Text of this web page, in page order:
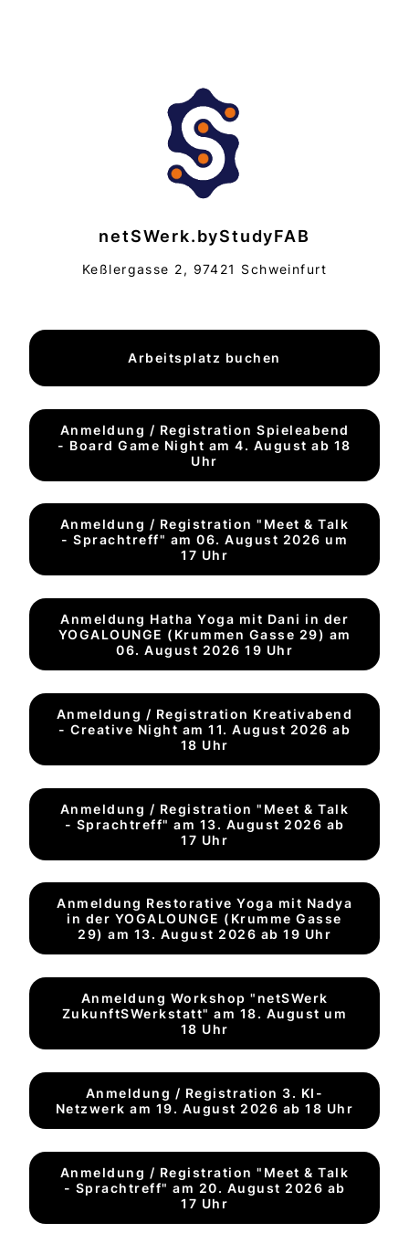
netSWerk.byStudyFAB
Keßlergasse 2, 97421 Schweinfurt
Arbeitsplatz buchen
Anmeldung / Registration Spieleabend
- Board Game Night am 4. August ab 18
Uhr
Anmeldung / Registration "Meet & Talk
- Sprachtreff" am 06. August 2026 um
17 Uhr
Anmeldung Hatha Yoga mit Dani in der
YOGALOUNGE (Krummen Gasse 29) am
06. August 2026 19 Uhr
Anmeldung / Registration Kreativabend
- Creative Night am 11. August 2026 ab
18 Uhr
Anmeldung / Registration "Meet & Talk
- Sprachtreff" am 13. August 2026 ab
17 Uhr
Anmeldung Restorative Yoga mit Nadya
in der YOGALOUNGE (Krumme Gasse
29) am 13. August 2026 ab 19 Uhr
Anmeldung Workshop "netSWerk
ZukunftSWerkstatt" am 18. August um
18 Uhr
Anmeldung / Registration 3. KI-
Netzwerk am 19. August 2026 ab 18 Uhr
Anmeldung / Registration "Meet & Talk
- Sprachtreff" am 20. August 2026 ab
17 Uhr